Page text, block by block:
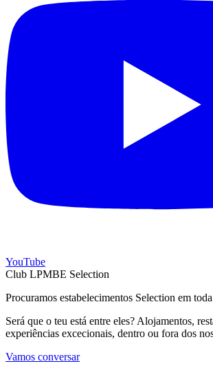
YouTube
Club LPMBE Selection
Procuramos estabelecimentos Selection em
Será que o teu está entre eles? Alojamentos,
experiências excecionais, dentro ou fora dos
Vamos conversar